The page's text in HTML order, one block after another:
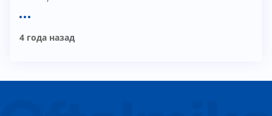
РЕФРАКЦИОННАЯ ЗАМЕНА ХРУСТАЛИКА
4 года назад